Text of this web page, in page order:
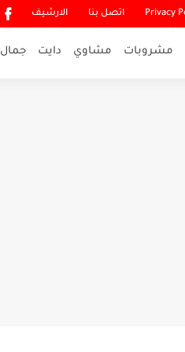
اتصل بنا الارشيف
مشروبات مشاوي دايت جمال